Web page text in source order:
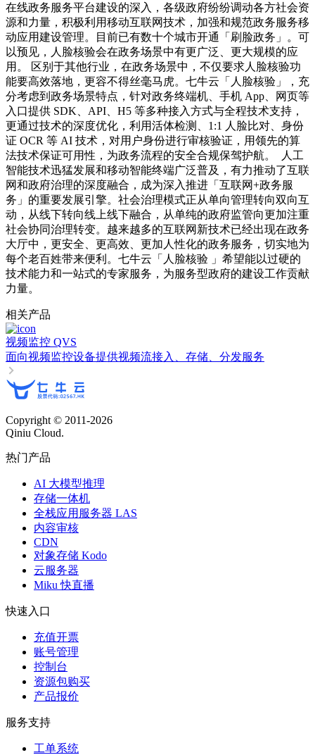
在线政务服务平台建设的深入，各级政府纷纷调动各方社会资
源和力量，积极利用移动互联网技术，加强和规范政务服务移
动应用建设管理。目前已有数十个城市开通「刷脸政务」。可
以预见，人脸核验会在政务场景中有更广泛、更大规模的应
用。 区别于其他行业，在政务场景中，不仅要求人脸核验功
能要高效落地，更容不得丝毫马虎。七牛云「人脸核验」，充
分考虑到政务场景特点，针对政务终端机、手机 App、网页等
入口提供 SDK、API、H5 等多种接入方式与全程技术支持，
更通过技术的深度优化，利用活体检测、1:1 人脸比对、身份
证 OCR 等 AI 技术，对用户身份进行审核验证，用领先的算
法技术保证可用性，为政务流程的安全合规保驾护航。
人工
智能技术迅猛发展和移动智能终端广泛普及，有力推动了互联
网和政府治理的深度融合，成为深入推进「互联网+政务服
务」的重要发展引擎。社会治理模式正从单向管理转向双向互
动，从线下转向线上线下融合，从单纯的政府监管向更加注重
社会协同治理转变。越来越多的互联网新技术已经出现在政务
大厅中，更安全、更高效、更加人性化的政务服务，切实地为
每个老百姓带来便利。七牛云「人脸核验 」希望能以过硬的
技术能力和一站式的专家服务，为服务型政府的建设工作贡献
力量。
相关产品
视频监控 QVS
面向视频监控设备提供视频流接入、存储、分发服务
Copyright © 2011-2026
Qiniu Cloud.
热门产品
AI 大模型推理
存储一体机
全栈应用服务器 LAS
内容审核
CDN
对象存储 Kodo
云服务器
Miku 快直播
快速入口
充值开票
账号管理
控制台
资源包购买
产品报价
服务支持
工单系统